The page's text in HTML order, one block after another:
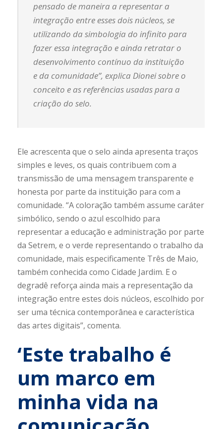
pensado de maneira a representar a
integração entre esses dois núcleos, se
utilizando da simbologia do infinito para
fazer essa integração e ainda retratar o
desenvolvimento contínuo da instituição
e da comunidade”, explica Dionei sobre o
conceito e as referências usadas para a
criação do selo.
Ele acrescenta que o selo ainda apresenta traços
simples e leves, os quais contribuem com a
transmissão de uma mensagem transparente e
honesta por parte da instituição para com a
comunidade. “A coloração também assume caráter
simbólico, sendo o azul escolhido para
representar a educação e administração por parte
da Setrem, e o verde representando o trabalho da
comunidade, mais especificamente Três de Maio,
também conhecida como Cidade Jardim. E o
degradê reforça ainda mais a representação da
integração entre estes dois núcleos, escolhido por
ser uma técnica contemporânea e característica
das artes digitais”, comenta.
‘Este trabalho é
um marco em
minha vida na